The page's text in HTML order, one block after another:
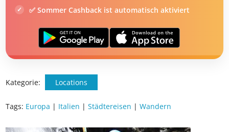
✅ Sommer Cashback ist automatisch aktiviert
Kategorie: Locations
Tags: Europa | Italien |Städtereisen |Wandern